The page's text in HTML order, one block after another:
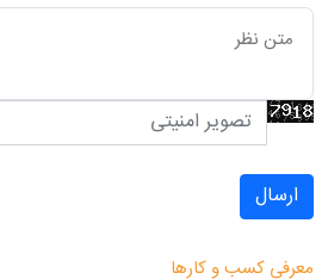
ارسال
معرفی کسب و کارها